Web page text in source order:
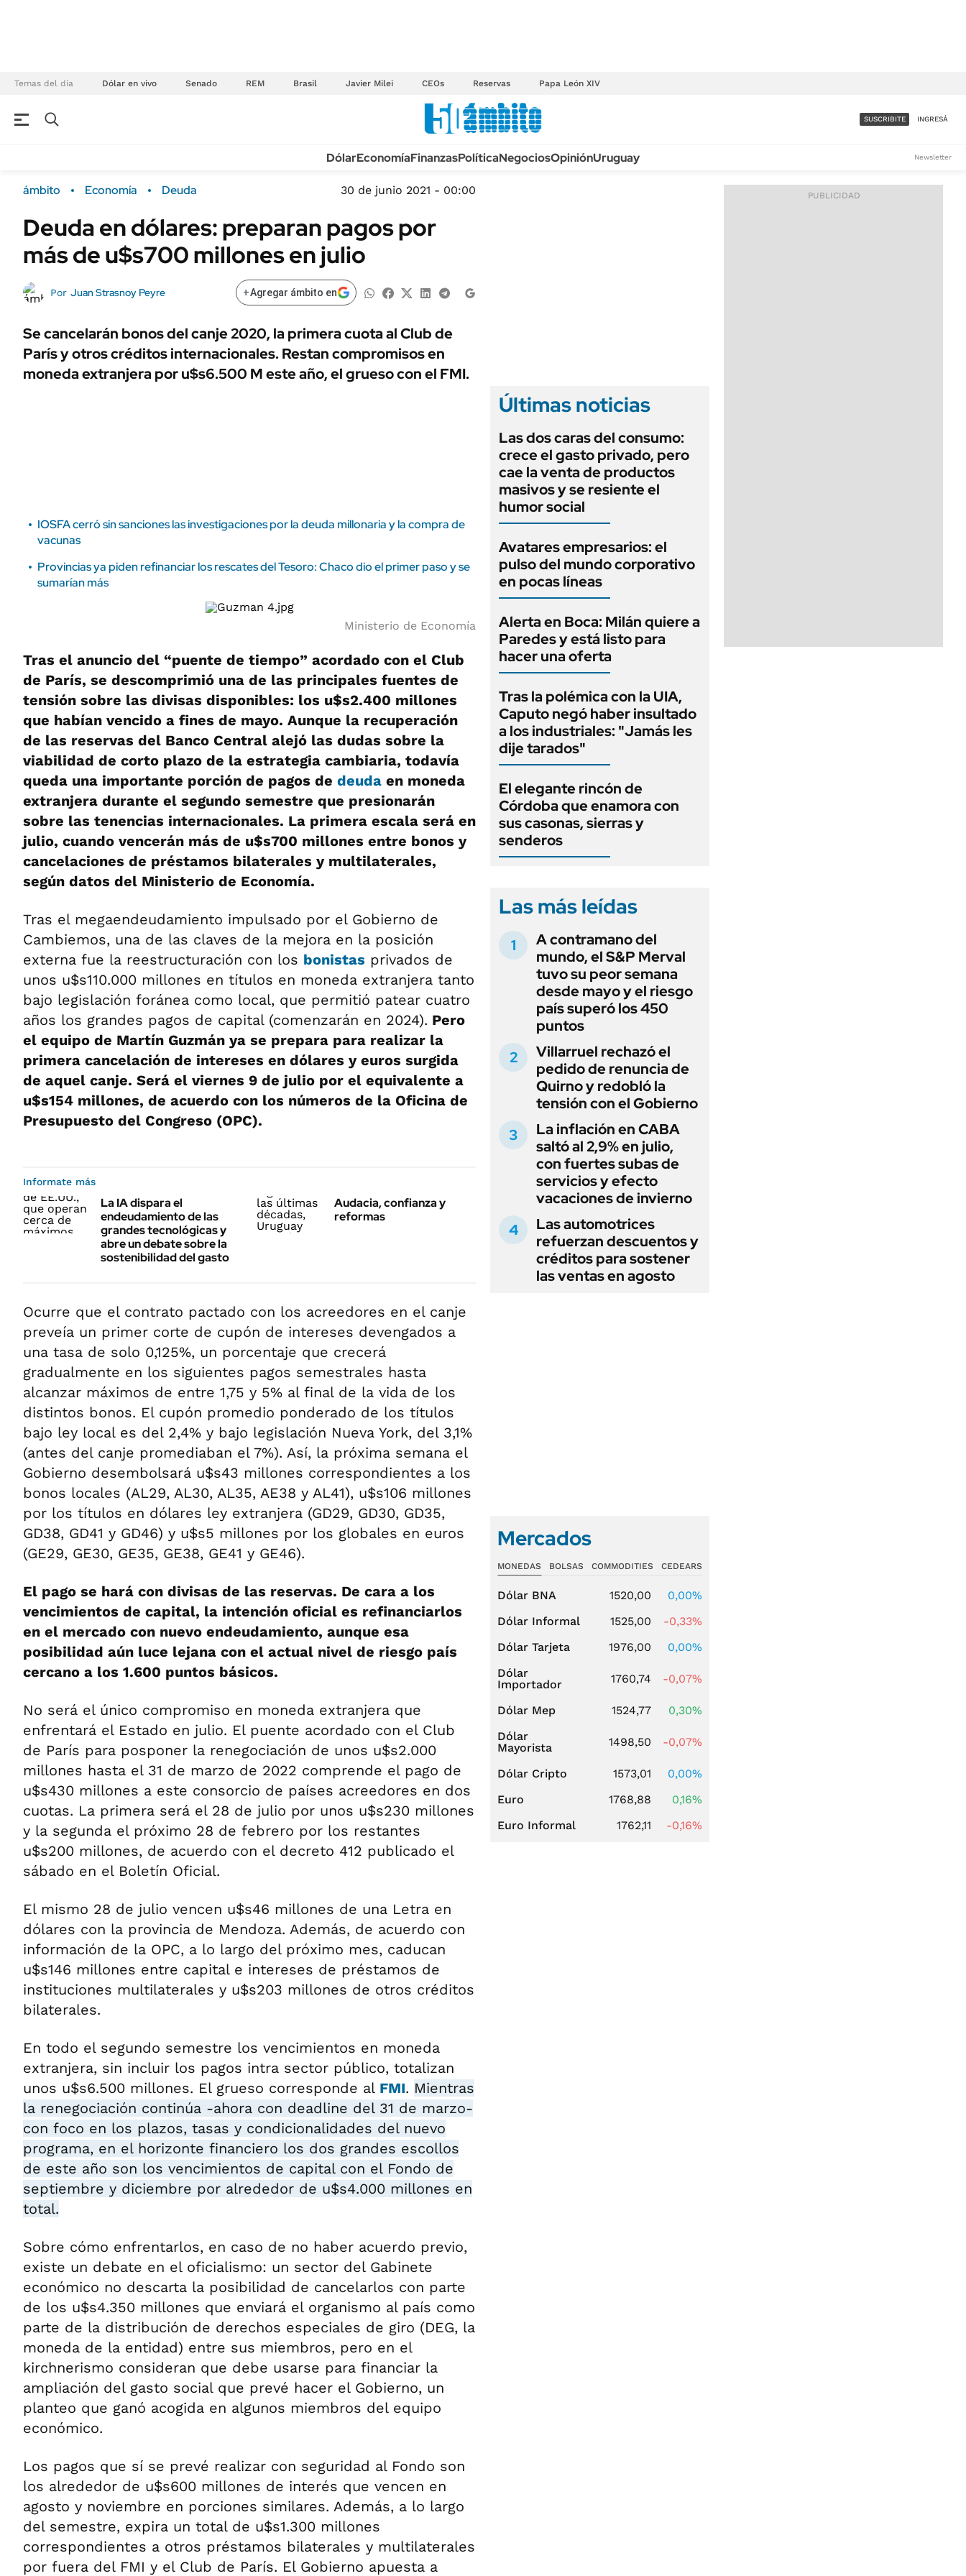
Temas del día Dólar en vivo Senado REM Brasil Javier Milei CEOs Reservas Papa León XIV
Campo
FINANZAS
Mercados
ÁMBITO DEBATE
MEDIAKIT AMBITO DEBATE
Sustentabilidad
Seguros
POLÍTICA
Municipios
URUGUAY
TECNOLOGÍA
MÉXICO
MUNDO
LIFESTYLE
AUTOS
ACCESO FULL - $1.800/MES
SUSCRIBITE INGRESÁ
DólarEconomíaFinanzasPolíticaNegociosOpiniónUruguay Newsletter
ámbito Economía Deuda 30 de junio 2021 - 00:00
Deuda en dólares: preparan pagos por
más de u$s700 millones en julio
Por Juan Strasnoy Peyre +Agregar ámbito en
Se cancelarán bonos del canje 2020, la primera cuota al Club de
París y otros créditos internacionales. Restan compromisos en
moneda extranjera por u$s6.500 M este año, el grueso con el FMI.
IOSFA cerró sin sanciones las investigaciones por la deuda millonaria y la compra de
vacunas
Provincias ya piden refinanciar los rescates del Tesoro: Chaco dio el primer paso y se
sumarían más
Ministerio de Economía
Tras el anuncio del “puente de tiempo” acordado con el Club
de París, se descomprimió una de las principales fuentes de
tensión sobre las divisas disponibles: los u$s2.400 millones
que habían vencido a fines de mayo. Aunque la recuperación
de las reservas del Banco Central alejó las dudas sobre la
viabilidad de corto plazo de la estrategia cambiaria, todavía
queda una importante porción de pagos de deuda en moneda
extranjera durante el segundo semestre que presionarán
sobre las tenencias internacionales. La primera escala será en
julio, cuando vencerán más de u$s700 millones entre bonos y
cancelaciones de préstamos bilaterales y multilaterales,
según datos del Ministerio de Economía.
Tras el megaendeudamiento impulsado por el Gobierno de
Cambiemos, una de las claves de la mejora en la posición
externa fue la reestructuración con los bonistas privados de
unos u$s110.000 millones en títulos en moneda extranjera tanto
bajo legislación foránea como local, que permitió patear cuatro
años los grandes pagos de capital (comenzarán en 2024). Pero
el equipo de Martín Guzmán ya se prepara para realizar la
primera cancelación de intereses en dólares y euros surgida
de aquel canje. Será el viernes 9 de julio por el equivalente a
u$s154 millones, de acuerdo con los números de la Oficina de
Presupuesto del Congreso (OPC).
Informate más
La IA dispara el
endeudamiento de las
grandes tecnológicas y
abre un debate sobre la
sostenibilidad del gasto
Audacia, confianza y
reformas
Ocurre que el contrato pactado con los acreedores en el canje
preveía un primer corte de cupón de intereses devengados a
una tasa de solo 0,125%, un porcentaje que crecerá
gradualmente en los siguientes pagos semestrales hasta
alcanzar máximos de entre 1,75 y 5% al final de la vida de los
distintos bonos. El cupón promedio ponderado de los títulos
bajo ley local es del 2,4% y bajo legislación Nueva York, del 3,1%
(antes del canje promediaban el 7%). Así, la próxima semana el
Gobierno desembolsará u$s43 millones correspondientes a los
bonos locales (AL29, AL30, AL35, AE38 y AL41), u$s106 millones
por los títulos en dólares ley extranjera (GD29, GD30, GD35,
GD38, GD41 y GD46) y u$s5 millones por los globales en euros
(GE29, GE30, GE35, GE38, GE41 y GE46).
El pago se hará con divisas de las reservas. De cara a los
vencimientos de capital, la intención oficial es refinanciarlos
en el mercado con nuevo endeudamiento, aunque esa
posibilidad aún luce lejana con el actual nivel de riesgo país
cercano a los 1.600 puntos básicos.
No será el único compromiso en moneda extranjera que
enfrentará el Estado en julio. El puente acordado con el Club
de París para posponer la renegociación de unos u$s2.000
millones hasta el 31 de marzo de 2022 comprende el pago de
u$s430 millones a este consorcio de países acreedores en dos
cuotas. La primera será el 28 de julio por unos u$s230 millones
y la segunda el próximo 28 de febrero por los restantes
u$s200 millones, de acuerdo con el decreto 412 publicado el
sábado en el Boletín Oficial.
El mismo 28 de julio vencen u$s46 millones de una Letra en
dólares con la provincia de Mendoza. Además, de acuerdo con
información de la OPC, a lo largo del próximo mes, caducan
u$s146 millones entre capital e intereses de préstamos de
instituciones multilaterales y u$s203 millones de otros créditos
bilaterales.
En todo el segundo semestre los vencimientos en moneda
extranjera, sin incluir los pagos intra sector público, totalizan
unos u$s6.500 millones. El grueso corresponde al FMI. Mientras
la renegociación continúa -ahora con deadline del 31 de marzo-
con foco en los plazos, tasas y condicionalidades del nuevo
programa, en el horizonte financiero los dos grandes escollos
de este año son los vencimientos de capital con el Fondo de
septiembre y diciembre por alrededor de u$s4.000 millones en
total.
Sobre cómo enfrentarlos, en caso de no haber acuerdo previo,
existe un debate en el oficialismo: un sector del Gabinete
económico no descarta la posibilidad de cancelarlos con parte
de los u$s4.350 millones que enviará el organismo al país como
parte de la distribución de derechos especiales de giro (DEG, la
moneda de la entidad) entre sus miembros, pero en el
kirchnerismo consideran que debe usarse para financiar la
ampliación del gasto social que prevé hacer el Gobierno, un
planteo que ganó acogida en algunos miembros del equipo
económico.
Los pagos que sí se prevé realizar con seguridad al Fondo son
los alrededor de u$s600 millones de interés que vencen en
agosto y noviembre en porciones similares. Además, a lo largo
del semestre, expira un total de u$s1.300 millones
correspondientes a otros préstamos bilaterales y multilaterales
por fuera del FMI y el Club de París. El Gobierno apuesta a
Últimas noticias
Las dos caras del consumo:
crece el gasto privado, pero
cae la venta de productos
masivos y se resiente el
humor social
Avatares empresarios: el
pulso del mundo corporativo
en pocas líneas
Alerta en Boca: Milán quiere a
Paredes y está listo para
hacer una oferta
Tras la polémica con la UIA,
Caputo negó haber insultado
a los industriales: "Jamás les
dije tarados"
El elegante rincón de
Córdoba que enamora con
sus casonas, sierras y
senderos
Las más leídas
A contramano del
mundo, el S&P Merval
tuvo su peor semana
desde mayo y el riesgo
país superó los 450
puntos
Villarruel rechazó el
pedido de renuncia de
Quirno y redobló la
tensión con el Gobierno
La inflación en CABA
saltó al 2,9% en julio,
con fuertes subas de
servicios y efecto
vacaciones de invierno
Las automotrices
refuerzan descuentos y
créditos para sostener
las ventas en agosto
Mercados
MONEDAS BOLSAS COMMODITIES CEDEARS
Dólar BNA 1520,00
0,00%
Dólar Informal
1525,00
-0,33%
Dólar Tarjeta
1976,00
0,00%
Dólar
Importador
1760,74 -0,07%
Dólar Mep 1524,77
0,30%
Dólar
Mayorista
1498,50 -0,07%
Dólar Cripto 1573,01
0,00%
Euro
1768,88
0,16%
Euro Informal
1762,11 -0,16%